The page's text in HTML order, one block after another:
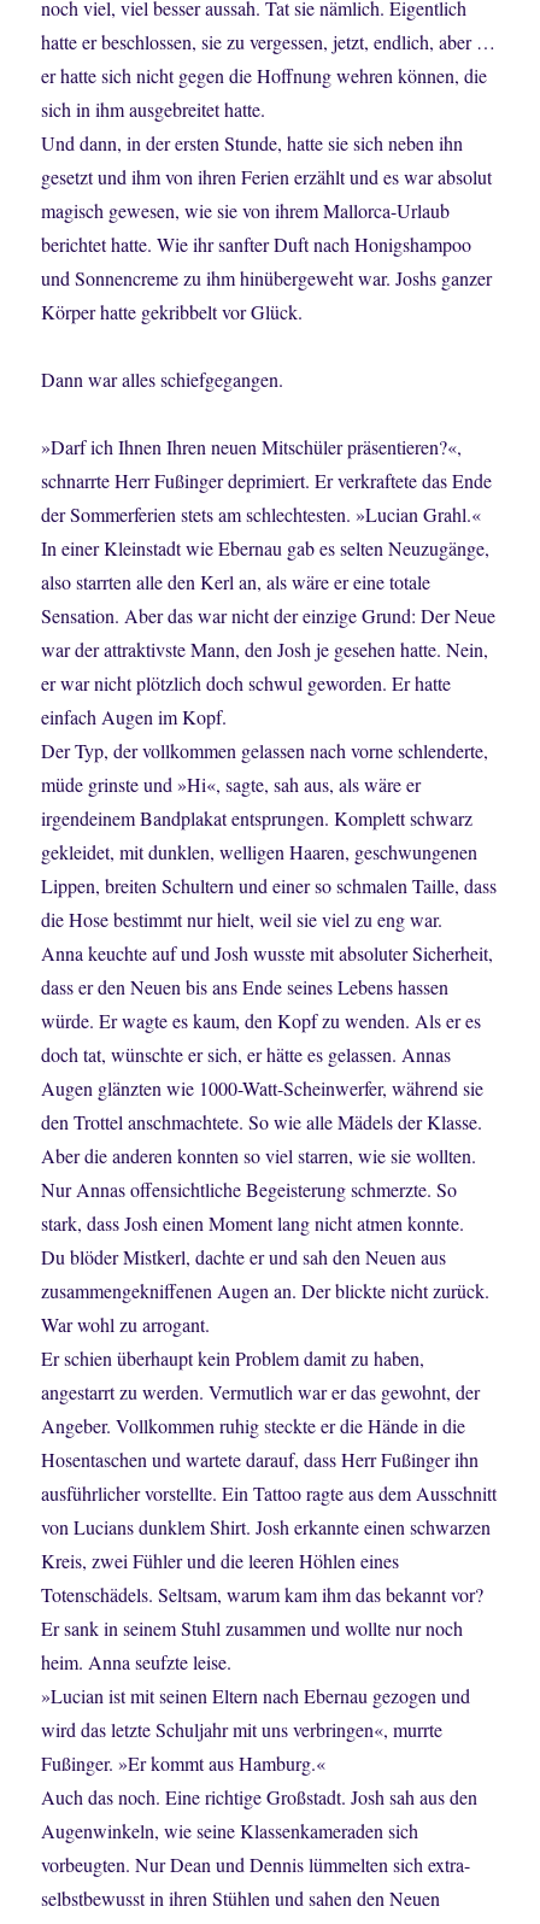
noch viel, viel besser aussah. Tat sie nämlich. Eigentlich
hatte er beschlossen, sie zu vergessen, jetzt, endlich, aber …
er hatte sich nicht gegen die Hoffnung wehren können, die
sich in ihm ausgebreitet hatte.
Und dann, in der ersten Stunde, hatte sie sich neben ihn
gesetzt und ihm von ihren Ferien erzählt und es war absolut
magisch gewesen, wie sie von ihrem Mallorca-Urlaub
berichtet hatte. Wie ihr sanfter Duft nach Honigshampoo
und Sonnencreme zu ihm hinübergeweht war. Joshs ganzer
Körper hatte gekribbelt vor Glück.
Dann war alles schiefgegangen.
»Darf ich Ihnen Ihren neuen Mitschüler präsentieren?«,
schnarrte Herr Fußinger deprimiert. Er verkraftete das Ende
der Sommerferien stets am schlechtesten. »Lucian Grahl.«
In einer Kleinstadt wie Ebernau gab es selten Neuzugänge,
also starrten alle den Kerl an, als wäre er eine totale
Sensation. Aber das war nicht der einzige Grund: Der Neue
war der attraktivste Mann, den Josh je gesehen hatte. Nein,
er war nicht plötzlich doch schwul geworden. Er hatte
einfach Augen im Kopf.
Der Typ, der vollkommen gelassen nach vorne schlenderte,
müde grinste und »Hi«, sagte, sah aus, als wäre er
irgendeinem Bandplakat entsprungen. Komplett schwarz
gekleidet, mit dunklen, welligen Haaren, geschwungenen
Lippen, breiten Schultern und einer so schmalen Taille, dass
die Hose bestimmt nur hielt, weil sie viel zu eng war.
Anna keuchte auf und Josh wusste mit absoluter Sicherheit,
dass er den Neuen bis ans Ende seines Lebens hassen
würde. Er wagte es kaum, den Kopf zu wenden. Als er es
doch tat, wünschte er sich, er hätte es gelassen. Annas
Augen glänzten wie 1000-Watt-Scheinwerfer, während sie
den Trottel anschmachtete. So wie alle Mädels der Klasse.
Aber die anderen konnten so viel starren, wie sie wollten.
Nur Annas offensichtliche Begeisterung schmerzte. So
stark, dass Josh einen Moment lang nicht atmen konnte.
Du blöder Mistkerl, dachte er und sah den Neuen aus
zusammengekniffenen Augen an. Der blickte nicht zurück.
War wohl zu arrogant.
Er schien überhaupt kein Problem damit zu haben,
angestarrt zu werden. Vermutlich war er das gewohnt, der
Angeber. Vollkommen ruhig steckte er die Hände in die
Hosentaschen und wartete darauf, dass Herr Fußinger ihn
ausführlicher vorstellte. Ein Tattoo ragte aus dem Ausschnitt
von Lucians dunklem Shirt. Josh erkannte einen schwarzen
Kreis, zwei Fühler und die leeren Höhlen eines
Totenschädels. Seltsam, warum kam ihm das bekannt vor?
Er sank in seinem Stuhl zusammen und wollte nur noch
heim. Anna seufzte leise.
»Lucian ist mit seinen Eltern nach Ebernau gezogen und
wird das letzte Schuljahr mit uns verbringen«, murrte
Fußinger. »Er kommt aus Hamburg.«
Auch das noch. Eine richtige Großstadt. Josh sah aus den
Augenwinkeln, wie seine Klassenkameraden sich
vorbeugten. Nur Dean und Dennis lümmelten sich extra-
selbstbewusst in ihren Stühlen und sahen den Neuen